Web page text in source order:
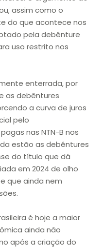
assim como o
do que acontece nos
pela debênture
uso restrito nos
enterrada, por
as debêntures
a curva de juros
pelo
nas NTN-B nos
estão as debêntures
do título que dá
em 2024 de olho
que ainda nem
é hoje a maior
ainda não
após a criação do